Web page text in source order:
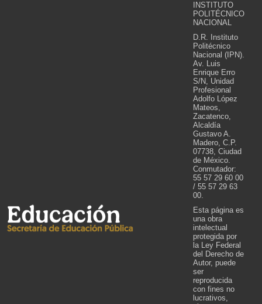
INSTITUTO
POLITÉCNICO
NACIONAL
D.R. Instituto
Politécnico
Nacional (IPN).
Av. Luis
Enrique Erro
S/N, Unidad
Profesional
Adolfo López
Mateos,
Zacatenco,
Alcaldía
Gustavo A.
Madero, C.P.
07738, Ciudad
de México.
Conmutador:
55 57 29 60 00
/ 55 57 29 63
00.
Esta página es
una obra
intelectual
protegida por
la Ley Federal
del Derecho de
Autor, puede
ser
reproducida
con fines no
lucrativos,